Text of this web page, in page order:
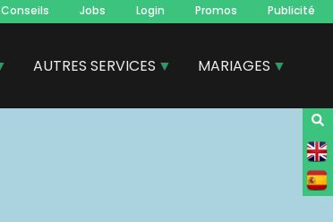
Conseils Jobs Login Promos Publicité
AUTRES SERVICES MARIAGES